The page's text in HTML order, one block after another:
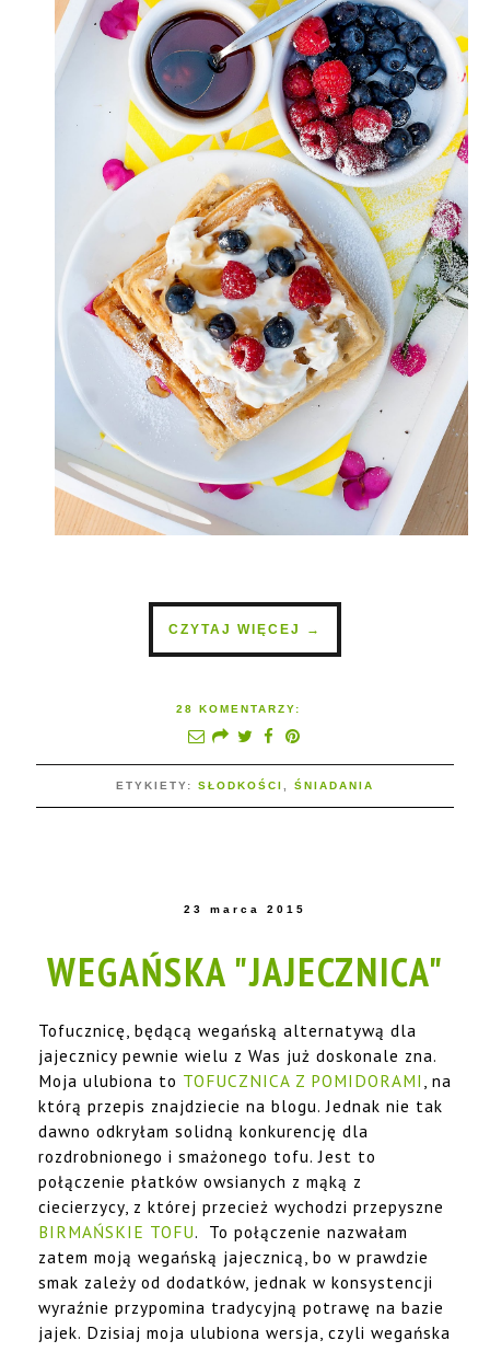
CZYTAJ WIĘCEJ →
28 KOMENTARZY:
ETYKIETY: SŁODKOŚCI ŚNIADANIA
23 marca 2015
WEGAŃSKA "JAJECZNICA"
Tofucznicę, będącą wegańską alternatywą dla
jajecznicy pewnie wielu z Was już doskonale zna.
Moja ulubiona to TOFUCZNICA Z POMIDORAMI , na
którą przepis znajdziecie na blogu. Jednak nie tak
dawno odkryłam solidną konkurencję dla
rozdrobnionego i smażonego tofu. Jest to
połączenie płatków owsianych z mąką z
ciecierzycy, z której przecież wychodzi przepyszne
BIRMAŃSKIE TOFU. To połączenie nazwałam
zatem moją wegańską jajecznicą, bo w prawdzie
smak zależy od dodatków, jednak w konsystencji
wyraźnie przypomina tradycyjną potrawę na bazie
jajek. Dzisiaj moja ulubiona wersja, czyli wegańska